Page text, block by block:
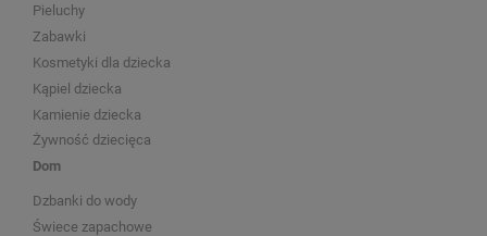
Pieluchy
Zabawki
Kosmetyki dla dziecka
Kąpiel dziecka
Kamienie dziecka
Żywność dziecięca
Dom
Dzbanki do wody
Świece zapachowe